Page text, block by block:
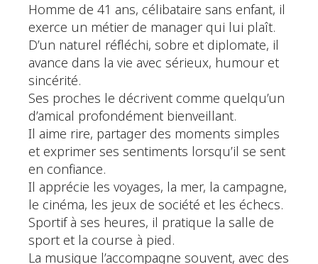
Homme de 41 ans, célibataire sans enfant, il
exerce un métier de manager qui lui plaît.
D’un naturel réfléchi, sobre et diplomate, il
avance dans la vie avec sérieux, humour et
sincérité.
Ses proches le décrivent comme quelqu’un
d’amical profondément bienveillant.
Il aime rire, partager des moments simples
et exprimer ses sentiments lorsqu’il se sent
en confiance.
Il apprécie les voyages, la mer, la campagne,
le cinéma, les jeux de société et les échecs.
Sportif à ses heures, il pratique la salle de
sport et la course à pied.
La musique l’accompagne souvent, avec des